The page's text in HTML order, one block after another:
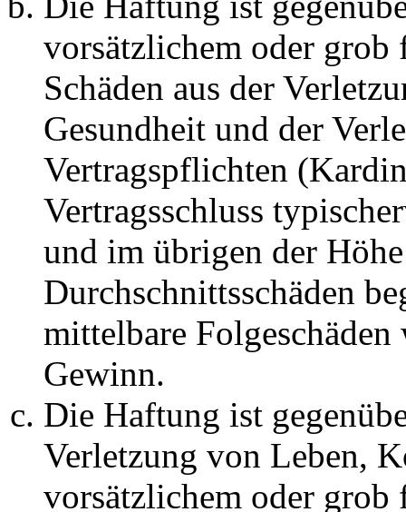
vorsätzlichem oder grob
Schäden aus der
Gesundheit und der
Vertragspflichten
Vertragsschluss
und im übrigen der
Durchschnittsschäden
mittelbare Folgeschäden
Gewinn.
Die Haftung ist
Verletzung von Leben,
vorsätzlichem oder grob